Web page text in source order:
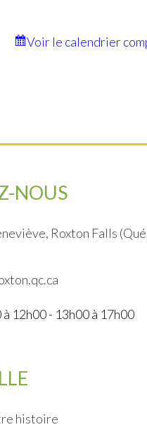
Voir le calendrier
histoire
NOUS
Roxton Falls
12h00 - 13h00 à 17h00